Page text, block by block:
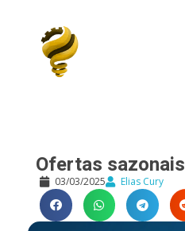
Ofertas sazonais
03/03/2025 Elias Cury